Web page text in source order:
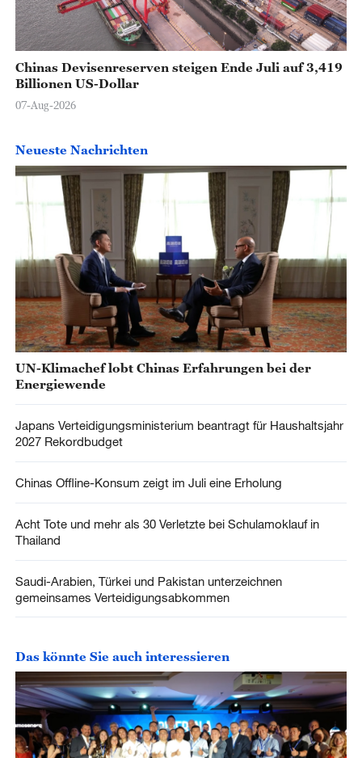
Chinas Devisenreserven steigen Ende Juli auf 3,419
Billionen US-Dollar
07-Aug-2026
Neueste Nachrichten
UN-Klimachef lobt Chinas Erfahrungen bei der
Energiewende
Japans Verteidigungsministerium beantragt für Haushaltsjahr
2027 Rekordbudget
Chinas Offline-Konsum zeigt im Juli eine Erholung
Acht Tote und mehr als 30 Verletzte bei Schulamoklauf in
Thailand
Saudi-Arabien, Türkei und Pakistan unterzeichnen
gemeinsames Verteidigungsabkommen
Das könnte Sie auch interessieren